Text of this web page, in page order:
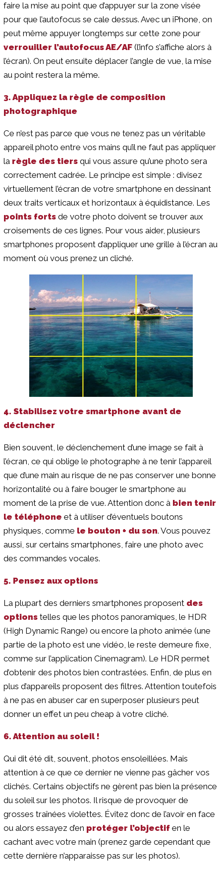
faire la mise au point que d’appuyer sur la zone visée
pour que l’autofocus se cale dessus. Avec un iPhone, on
peut même appuyer longtemps sur cette zone pour
verrouiller l’autofocus AE/AF (l’info s’affiche alors à
l’écran). On peut ensuite déplacer l’angle de vue, la mise
au point restera la même.
3. Appliquez la règle de composition
photographique
Ce n’est pas parce que vous ne tenez pas un véritable
appareil photo entre vos mains qu’il ne faut pas appliquer
la règle des tiers qui vous assure qu’une photo sera
correctement cadrée. Le principe est simple : divisez
virtuellement l’écran de votre smartphone en dessinant
deux traits verticaux et horizontaux à équidistance. Les
points forts de votre photo doivent se trouver aux
croisements de ces lignes. Pour vous aider, plusieurs
smartphones proposent d’appliquer une grille à l’écran au
moment où vous prenez un cliché.
4. Stabilisez votre smartphone avant de
déclencher
Bien souvent, le déclenchement d’une image se fait à
l’écran, ce qui oblige le photographe à ne tenir l’appareil
que d’une main au risque de ne pas conserver une bonne
horizontalité ou à faire bouger le smartphone au
moment de la prise de vue. Attention donc à bien tenir
le téléphone et à utiliser d’éventuels boutons
physiques, comme le bouton + du son. Vous pouvez
aussi, sur certains smartphones, faire une photo avec
des commandes vocales.
5. Pensez aux options
La plupart des derniers smartphones proposent des
options telles que les photos panoramiques, le HDR
(High Dynamic Range) ou encore la photo animée (une
partie de la photo est une vidéo, le reste demeure fixe,
comme sur l’application Cinemagram). Le HDR permet
d’obtenir des photos bien contrastées. Enfin, de plus en
plus d’appareils proposent des filtres. Attention toutefois
à ne pas en abuser car en superposer plusieurs peut
donner un effet un peu cheap à votre cliché.
6. Attention au soleil !
Qui dit été dit, souvent, photos ensoleillées. Mais
attention à ce que ce dernier ne vienne pas gâcher vos
clichés. Certains objectifs ne gèrent pas bien la présence
du soleil sur les photos. Il risque de provoquer de
grosses traînées violettes. Évitez donc de l’avoir en face
ou alors essayez d’en protéger l’objectif en le
cachant avec votre main (prenez garde cependant que
cette dernière n’apparaisse pas sur les photos).